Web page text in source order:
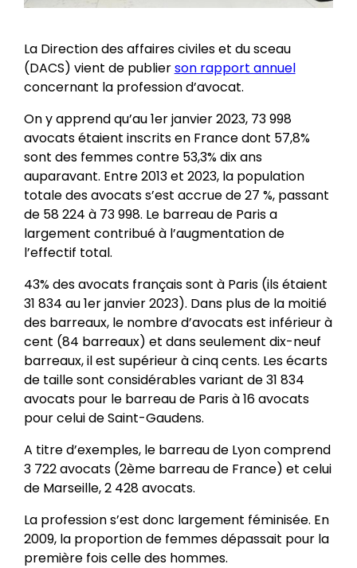
La Direction des affaires civiles et du sceau
(DACS) vient de publierson rapport annuel
concernant la profession d’avocat.
On y apprend qu’au 1er janvier 2023, 73 998
avocats étaient inscrits en France dont 57,8%
sont des femmes contre 53,3% dix ans
auparavant. Entre 2013 et 2023, la population
totale des avocats s’est accrue de 27 %, passant
de 58 224 à 73 998. Le barreau de Paris a
largement contribué à l’augmentation de
l’effectif total.
43% des avocats français sont à Paris (ils étaient
31 834 au 1er janvier 2023). Dans plus de la moitié
des barreaux, le nombre d’avocats est inférieur à
cent (84 barreaux) et dans seulement dix-neuf
barreaux, il est supérieur à cinq cents. Les écarts
de taille sont considérables variant de 31 834
avocats pour le barreau de Paris à 16 avocats
pour celui de Saint-Gaudens.
A titre d’exemples, le barreau de Lyon comprend
3 722 avocats (2ème barreau de France) et celui
de Marseille, 2 428 avocats.
La profession s’est donc largement féminisée. En
2009, la proportion de femmes dépassait pour la
première fois celle des hommes.